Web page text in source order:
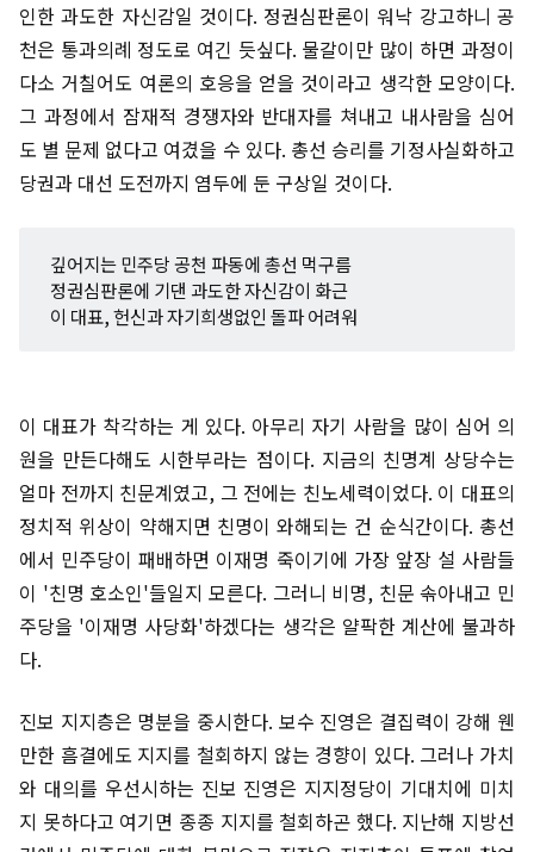
인한 과도한 자신감일 것이다. 정권심판론이 워낙 강고하니 공
천은 통과의례 정도로 여긴 듯싶다. 물갈이만 많이 하면 과정이
다소 거칠어도 여론의 호응을 얻을 것이라고 생각한 모양이다.
그 과정에서 잠재적 경쟁자와 반대자를 쳐내고 내사람을 심어
도 별 문제 없다고 여겼을 수 있다. 총선 승리를 기정사실화하고
당권과 대선 도전까지 염두에 둔 구상일 것이다.
깊어지는 민주당 공천 파동에 총선 먹구름
정권심판론에 기댄 과도한 자신감이 화근
이 대표, 헌신과 자기희생없인 돌파 어려워
이 대표가 착각하는 게 있다. 아무리 자기 사람을 많이 심어 의
원을 만든다해도 시한부라는 점이다. 지금의 친명계 상당수는
얼마 전까지 친문계였고, 그 전에는 친노세력이었다. 이 대표의
정치적 위상이 약해지면 친명이 와해되는 건 순식간이다. 총선
에서 민주당이 패배하면 이재명 죽이기에 가장 앞장 설 사람들
이 '친명 호소인'들일지 모른다. 그러니 비명, 친문 솎아내고 민
주당을 '이재명 사당화'하겠다는 생각은 얄팍한 계산에 불과하
다.
진보 지지층은 명분을 중시한다. 보수 진영은 결집력이 강해 웬
만한 흠결에도 지지를 철회하지 않는 경향이 있다. 그러나 가치
와 대의를 우선시하는 진보 진영은 지지정당이 기대치에 미치
지 못하다고 여기면 종종 지지를 철회하곤 했다. 지난해 지방선